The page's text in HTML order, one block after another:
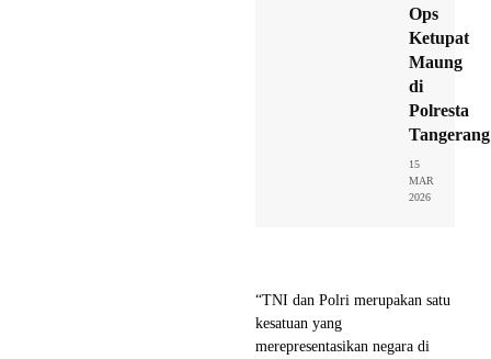
Ops
Ketupat
Maung
di
Polresta
Tangerang
15
MAR
2026
“TNI dan Polri merupakan satu
kesatuan yang
merepresentasikan negara di